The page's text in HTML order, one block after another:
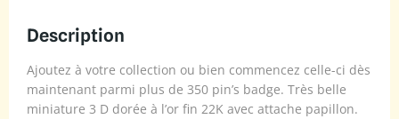
Description
Ajoutez à votre collection ou bien commencez celle-ci dès
maintenant parmi plus de 350 pin’s badge. Très belle
miniature 3 D dorée à l’or fin 22K avec attache papillon.